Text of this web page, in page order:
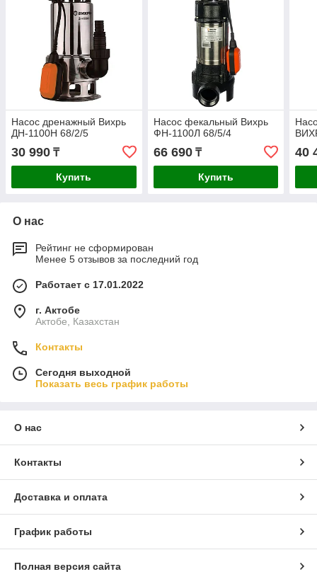
Насос дренажный Вихрь
ДН-1100Н 68/2/5
30 990 ₸
Купить
Насос фекальный Вихрь
ФН-1100Л 68/5/4
66 690₸
Купить
40
О нас
Рейтинг не сформирован
Менее 5 отзывов за последний год
Работает с 17.01.2022
г. Актобе
Актобе, Казахстан
Контакты
Сегодня выходной
Показать весь график работы
О нас
Контакты
Доставка и оплата
График работы
Полная версия сайта